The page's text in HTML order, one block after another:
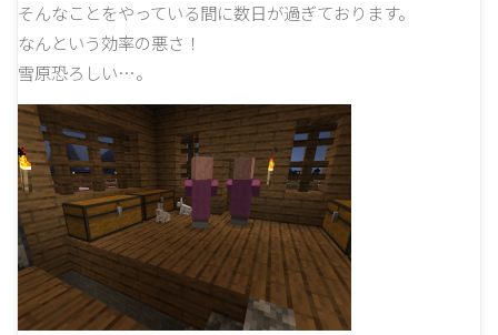
そんなことをやっている間に数日が過ぎております。
なんという効率の悪さ！
雪原恐ろしい…。